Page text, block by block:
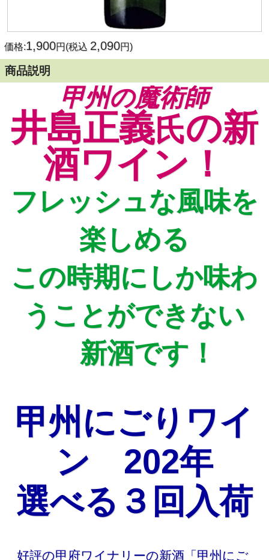
価格:1,900円(税込 2,090円)
商品説明
甲州の魔術師
井島正義氏の新
酒ワイン！
フレッシュな風味を
楽しめる
この時期にしか味わ
うことができない
新酒です！
甲州にごりワイ
ン 202年
選べる３回入荷
好評の甲府ワイナリーの新酒「甲州にご